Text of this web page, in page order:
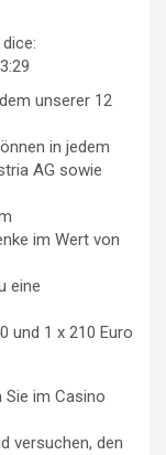
dice:
unserer 12
in jedem
AG sowie
im Wert von
eine
und 1 x 210 Euro
Sie im Casino
versuchen, den